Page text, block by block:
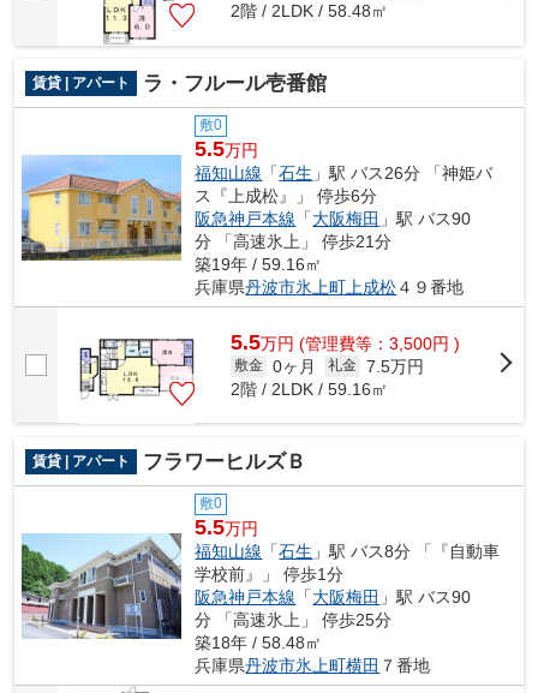
2階 / 2LDK / 58.48㎡
賃貸 | アパート ラ・フルール壱番館
敷0
5.5万円
福知山線 「石生 」駅 バス26分 「神姫バ
ス『上成松』」 停歩6分
阪急神戸本線 「大阪梅田 」駅 バス90
分 「高速氷上」 停歩21分
築19年 / 59.16㎡
兵庫県丹波市氷上町上成松４９番地
5.5万円 (管理費等：3,500円 )
敷金 0ヶ月 礼金 7.5万円
2階 / 2LDK / 59.16㎡
賃貸 | アパート フラワーヒルズＢ
敷0
5.5万円
福知山線 「石生 」駅 バス8分 「『自動車
学校前』」 停歩1分
阪急神戸本線 「大阪梅田 」駅 バス90
分 「高速氷上」 停歩25分
築18年 / 58.48㎡
兵庫県丹波市氷上町横田 ７番地